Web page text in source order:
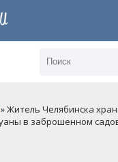
» Житель Челябинска
в заброшенном